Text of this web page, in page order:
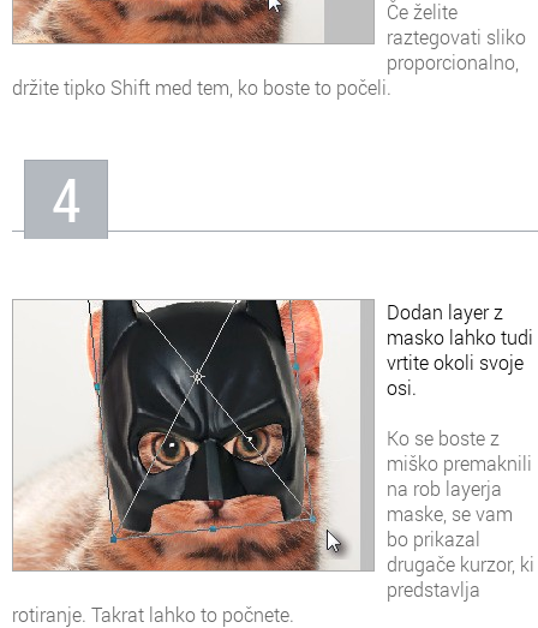
Če želite
raztegovati sliko
proporcionalno,
držite tipko Shift med tem, ko boste to počeli.
4
Dodan layer z
masko lahko tudi
vrtite okoli svoje
osi.
Ko se boste z
miško premaknili
na rob layerja
maske, se vam
bo prikazal
drugače kurzor, ki
predstavlja
rotiranje. Takrat lahko to počnete.